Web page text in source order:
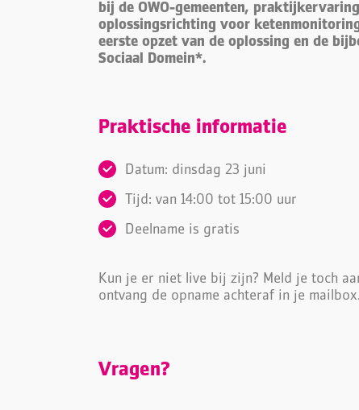
bij de OWO-gemeenten,
oplossingsrichting voor
eerste opzet van de oplossing en de
Sociaal Domein*.
Praktische informatie
Datum: dinsdag 23 juni
Tijd: van 14:00 tot 15:00 uur
Deelname is gratis
Kun je er niet live bij zijn? Meld je toch
ontvang de opname achteraf in je mailbox.
Vragen?